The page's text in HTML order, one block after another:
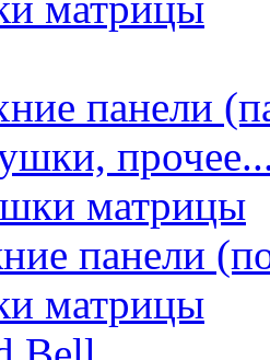
панели
матрицы
панели
матрицы